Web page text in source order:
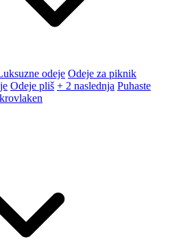
odeje Odeje za piknik
Odeje pliš + 2 naslednja Puhaste